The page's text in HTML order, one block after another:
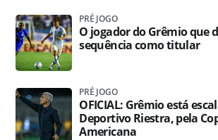
PRÉ JOGO
O jogador do Grêmio que
sequência como titular
PRÉ JOGO
OFICIAL: Grêmio está
Deportivo Riestra, pela
Americana